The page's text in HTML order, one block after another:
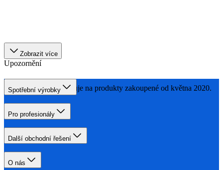
Zobrazit více
Upozornění
Tato akce se vztahuje na produkty zakoupené od května 2020.
Spotřební výrobky
Pro profesionály
Další obchodní řešení
O nás